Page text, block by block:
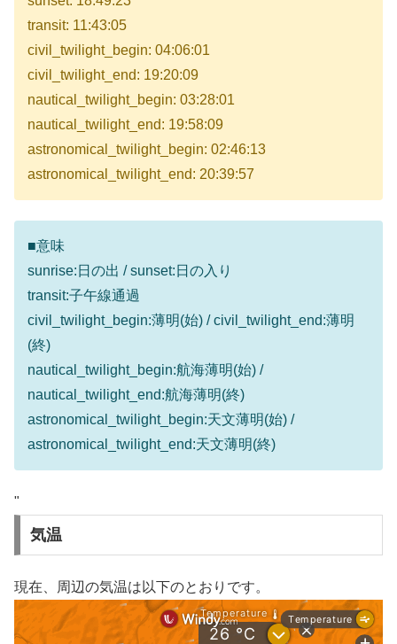
transit: 11:43:05
civil_twilight_begin: 04:06:01
civil_twilight_end: 19:20:09
nautical_twilight_begin: 03:28:01
nautical_twilight_end: 19:58:09
astronomical_twilight_begin: 02:46:13
astronomical_twilight_end: 20:39:57
■意味
sunrise:日の出 / sunset:日の入り
transit:子午線通過
civil_twilight_begin:薄明(始) / civil_twilight_end:薄明
(終)
nautical_twilight_begin:航海薄明(始) /
nautical_twilight_end:航海薄明(終)
astronomical_twilight_begin:天文薄明(始) /
astronomical_twilight_end:天文薄明(終)
"
気温
現在、周辺の気温は以下のとおりです。